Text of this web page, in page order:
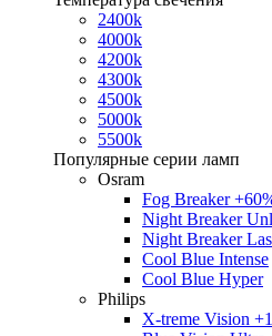
2400k
4000k
4200k
4300k
4500k
5000k
5500k
Популярные серии ламп
Osram
Fog Breaker
Night Breaker
Night Breaker
Cool Blue Intense
Cool Blue Hyper
Philips
X-treme Vision